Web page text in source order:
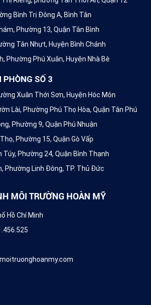
Bình Trị Đông A, Bình Tân
Phường 13, Quận Tân Bình
Tân Nhựt, Huyện Bình Chánh
Phường Phú Xuân, Huyện Nhà Bè
PHÒNG SỐ 3
Xuân Thới Sơn, Huyện Hóc Môn
Lài, Phường Phú Thọ Hòa, Quận Tân Phú
Phường 9, Quận Phú Nhuận
Phường 15, Quận Gò Vấp
Phường 24, Quận Bình Thạnh
Phường Linh Đông, TP. Thủ Đức
MÔI TRƯỜNG HOÀN MỸ
Hồ Chí Minh